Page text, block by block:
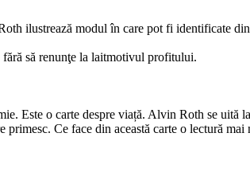
ilustrează modul în care pot fi identificate
să renunţe la laitmotivul profitului.
Este o carte despre viață. Alvin Roth se uită
Ce face din această carte o lectură mai